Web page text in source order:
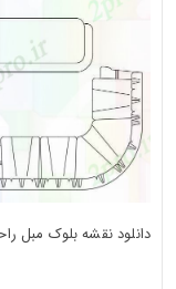
دانلود نقشه بلوک مبل